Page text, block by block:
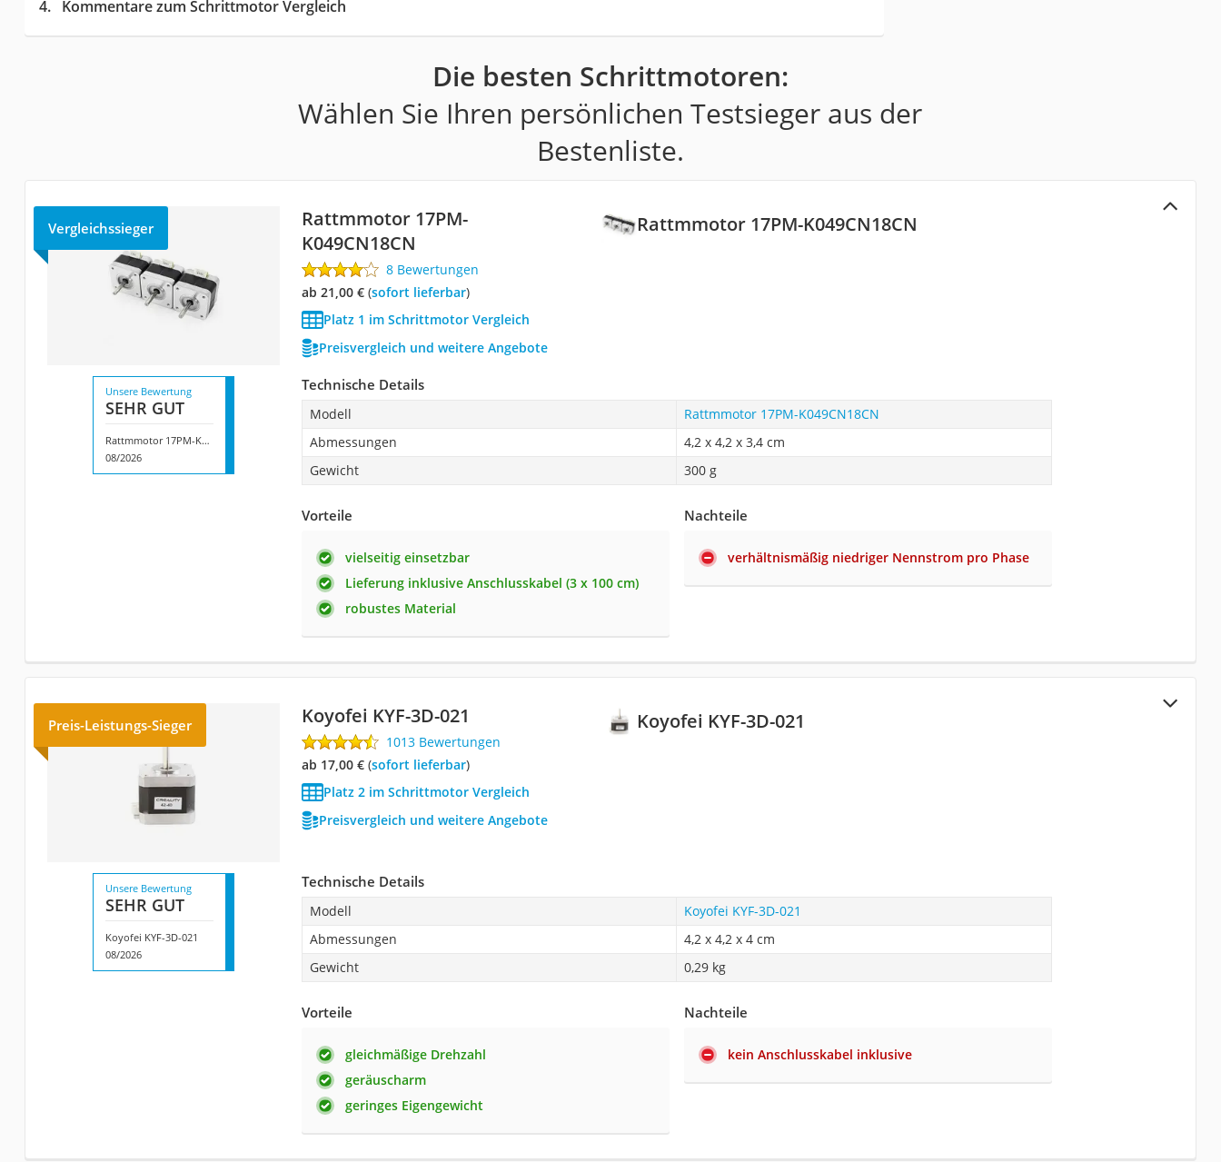
Kommentare zum Schrittmotor Vergleich
Die besten Schrittmotoren:
Wählen Sie Ihren persönlichen Testsieger aus der
Bestenliste.
Rattmmotor ‎17PM-K049CN18CN
Vergleichssieger
Rattmmotor ‎17PM-
K049CN18CN
8 Bewertungen
ab 21,00 €( Sofort lieferbar)
Platz 1 im Schrittmotor Vergleich
Preisvergleich und weitere Angebote
Unsere Bewertung
SEHR GUT
Rattmmotor ‎17PM-K049CN18CN
08/2026
Technische Details
Modell
Rattmmotor ‎17PM-K049CN18CN
Abmessungen
4,2 x 4,2 x 3,4 cm
Gewicht
300 g
Vorteile
vielseitig einsetzbar
Lieferung inklusive Anschlusskabel (3 x 100 cm)
robustes Material
Nachteile
verhältnismäßig niedriger Nennstrom pro Phase
Koyofei ‎KYF-3D-021
Preis-Leistungs-Sieger Koyofei ‎KYF-3D-021
1013 Bewertungen
ab 17,00 €( Sofort lieferbar)
Platz 2 im Schrittmotor Vergleich
Preisvergleich und weitere Angebote
Unsere Bewertung
SEHR GUT
Koyofei ‎KYF-3D-021
08/2026
Technische Details
Modell
Koyofei ‎KYF-3D-021
Abmessungen
4,2 x 4,2 x 4 cm
Gewicht
0,29 kg
Vorteile
gleichmäßige Drehzahl
geräuscharm
geringes Eigengewicht
Nachteile
kein Anschlusskabel inklusive